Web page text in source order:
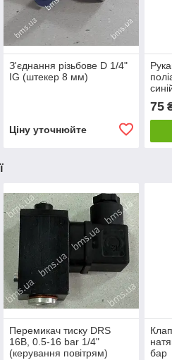
З'єднання різьбове D 1/4"
IG (штекер 8 мм)
Ціну уточнюйте
75
Перемикач тиску DRS
16B, 0.5-16 bar 1/4"
(керування повітрям)
бар